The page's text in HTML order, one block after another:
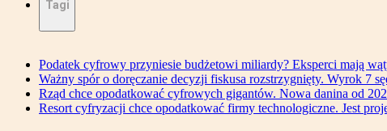
Tagi
Podatek cyfrowy przyniesie budżetowi miliardy? Eksperci mają
Ważny spór o doręczanie decyzji fiskusa rozstrzygnięty. Wyrok 7
Rząd chce opodatkować cyfrowych gigantów. Nowa danina od
Resort cyfryzacji chce opodatkować firmy technologiczne. Jest